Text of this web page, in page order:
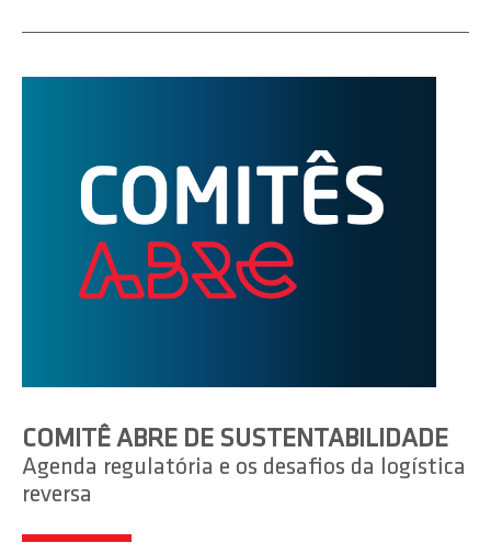
COMITÊ ABRE DE SUSTENTABILIDADE
Agenda regulatória e os desafios da logística
reversa